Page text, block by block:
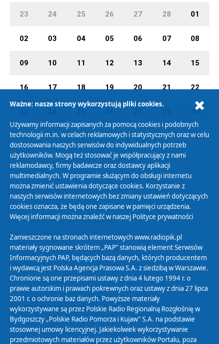
23 24 25 26 27 28 01
02 03 04 05 06 07 08
09 10 11 12 13 14 15
16 17 18 19 20 21 22
29
30 31 01 02 03 04 05
Polityka Prywatności
Zasady korzystania z Serwisu
Organizacje Pożytku Publicznego
Cyfryzacja DAB+
Polityka ochrony danych osobowych
Abonament
Zamówienia publiczne
Biuletyn Informacji Publicznej
Ważne: nasze strony wykorzystują pliki cookies.
Używamy informacji zapisanych za pomocą cookies i podobnych
technologii m.in. w celach reklamowych i statystycznych oraz w celu
dostosowania naszych serwisów do indywidualnych potrzeb
użytkowników. Mogą też stosować je współpracujący z nami
reklamodawcy, firmy badawcze oraz dostawcy aplikacji
multimedialnych. W programie służącym do obsługi internetu
można zmienić ustawienia dotyczące cookies. Korzystanie z
naszych serwisów internetowych bez zmiany ustawień dotyczących
cookies oznacza, że będą one zapisane w pamięci urządzenia.
Więcej informacji można znaleźć w naszej Polityce prywatności
Zamieszczone na stronach internetowych www.radiopik.pl
materiały sygnowane skrótem „PAP” stanowią element Serwisów
Informacyjnych PAP, będących bazą danych, których producentem
i wydawcą jest Polska Agencja Prasowa S.A. z siedzibą w Warszawie.
Chronione są one przepisami ustawy z dnia 4 lutego 1994 r. o
prawie autorskim i prawach pokrewnych oraz ustawy z dnia 27 lipca
2001 r. o ochronie baz danych. Powyższe materiały
wykorzystywane są przez Polskie Radio Regionalną Rozgłośnię w
Bydgoszczy „Polskie Radio Pomorza i Kujaw” S.A. na podstawie
stosownej umowy licencyjnej. Jakiekolwiek wykorzystywanie
przedmiotowych materiałów przez użytkowników Portalu, poza